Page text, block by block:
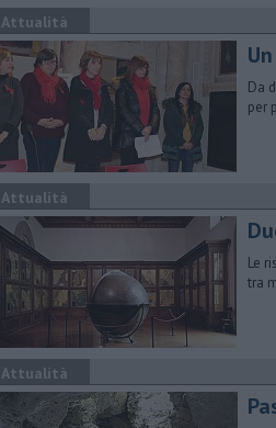
Attualità
Da
per
Attualità
Le
tra
Attualità